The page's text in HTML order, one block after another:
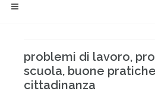
problemi di lavoro,
scuola, buone
cittadinanza